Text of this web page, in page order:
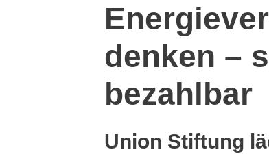
denken –
bezahlbar
Union Stiftung